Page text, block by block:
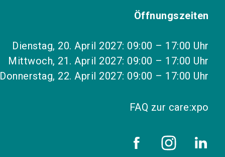
Öffnungszeiten
Dienstag, 20. April 2027: 09:00 – 17:00 Uhr
Mittwoch, 21. April 2027: 09:00 – 17:00 Uhr
Donnerstag, 22. April 2027: 09:00 – 17:00 Uhr
FAQ zur care:xpo